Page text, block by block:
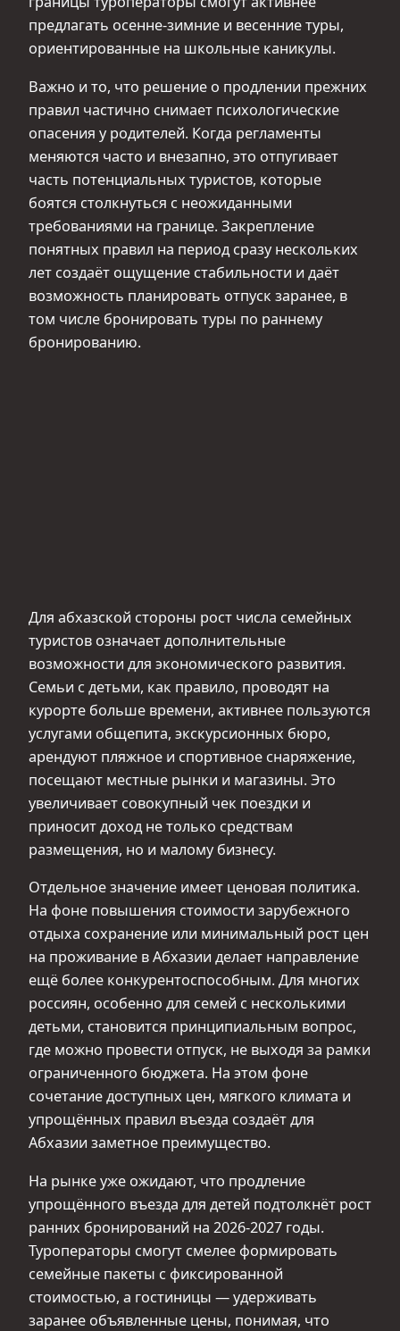
предлагать осенне-зимние и весенние туры,
ориентированные на школьные каникулы.
Важно и то, что решение о продлении прежних
правил частично снимает психологические
опасения у родителей. Когда регламенты
меняются часто и внезапно, это отпугивает
часть потенциальных туристов, которые
боятся столкнуться с неожиданными
требованиями на границе. Закрепление
понятных правил на период сразу нескольких
лет создаёт ощущение стабильности и даёт
возможность планировать отпуск заранее, в
том числе бронировать туры по раннему
бронированию.
Для абхазской стороны рост числа семейных
туристов означает дополнительные
возможности для экономического развития.
Семьи с детьми, как правило, проводят на
курорте больше времени, активнее пользуются
услугами общепита, экскурсионных бюро,
арендуют пляжное и спортивное снаряжение,
посещают местные рынки и магазины. Это
увеличивает совокупный чек поездки и
приносит доход не только средствам
размещения, но и малому бизнесу.
Отдельное значение имеет ценовая политика.
На фоне повышения стоимости зарубежного
отдыха сохранение или минимальный рост цен
на проживание в Абхазии делает направление
ещё более конкурентоспособным. Для многих
россиян, особенно для семей с несколькими
детьми, становится принципиальным вопрос,
где можно провести отпуск, не выходя за рамки
ограниченного бюджета. На этом фоне
сочетание доступных цен, мягкого климата и
упрощённых правил въезда создаёт для
Абхазии заметное преимущество.
На рынке уже ожидают, что продление
упрощённого въезда для детей подтолкнёт рост
ранних бронирований на 2026-2027 годы.
Туроператоры смогут смелее формировать
семейные пакеты с фиксированной
стоимостью, а гостиницы — удерживать
заранее объявленные цены, понимая, что